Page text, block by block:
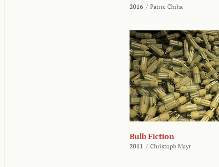
2016 / Patric Chiha
Bulb Fiction
2011 / Christoph Mayr